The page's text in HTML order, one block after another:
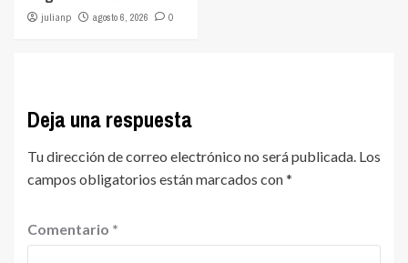
julianp agosto 6, 2026 0
Deja una respuesta
Tu dirección de correo electrónico no será publicada. Los
campos obligatorios están marcados con*
Comentario *